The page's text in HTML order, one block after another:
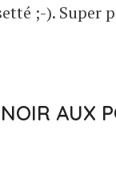
;-). Super
AUX